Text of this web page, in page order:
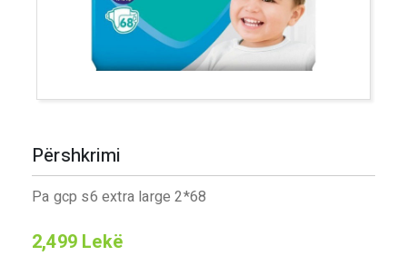
Përshkrimi
Pa gcp s6 extra large 2*68
2,499 Lekë